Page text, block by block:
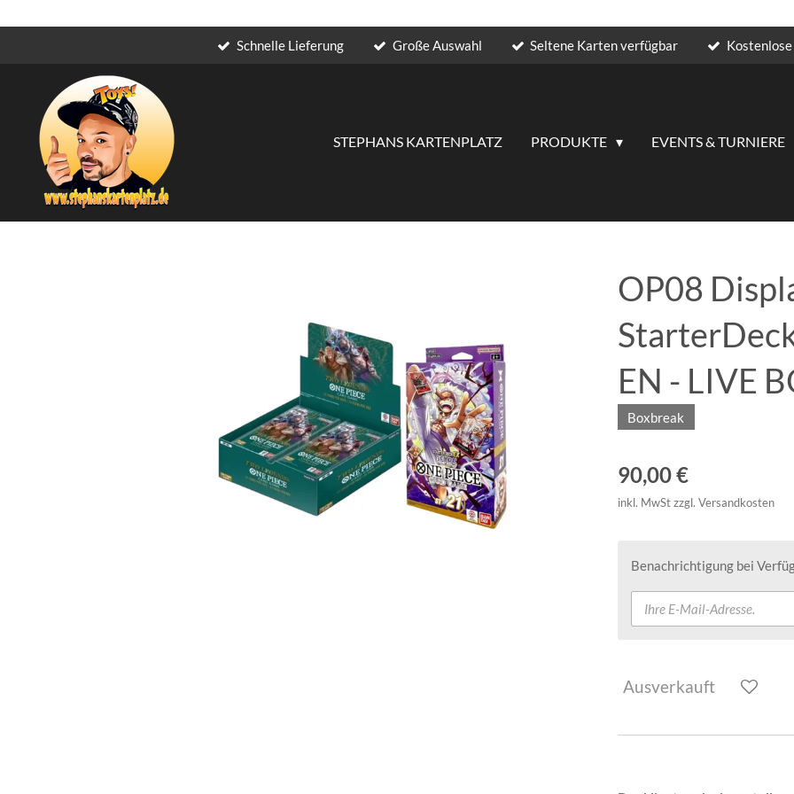
springen
Schnelle Lieferung Große Auswahl Seltene Karten verfügbar
STEPHANS KARTENPLATZ PRODUKTE EVENTS & TURNIERE
OP08
EN - LIVE
Boxbreak
90,00 €
inkl. MwSt zzgl. Versandkosten
Benachrichtigung bei
Ausverkauft